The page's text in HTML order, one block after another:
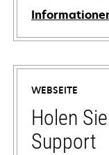
WEBSEITE
Holen
Support